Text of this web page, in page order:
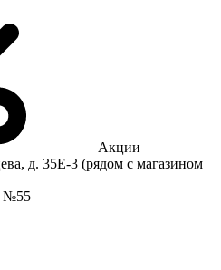
Акции
д. 35Е-3 (рядом с магазином
№55